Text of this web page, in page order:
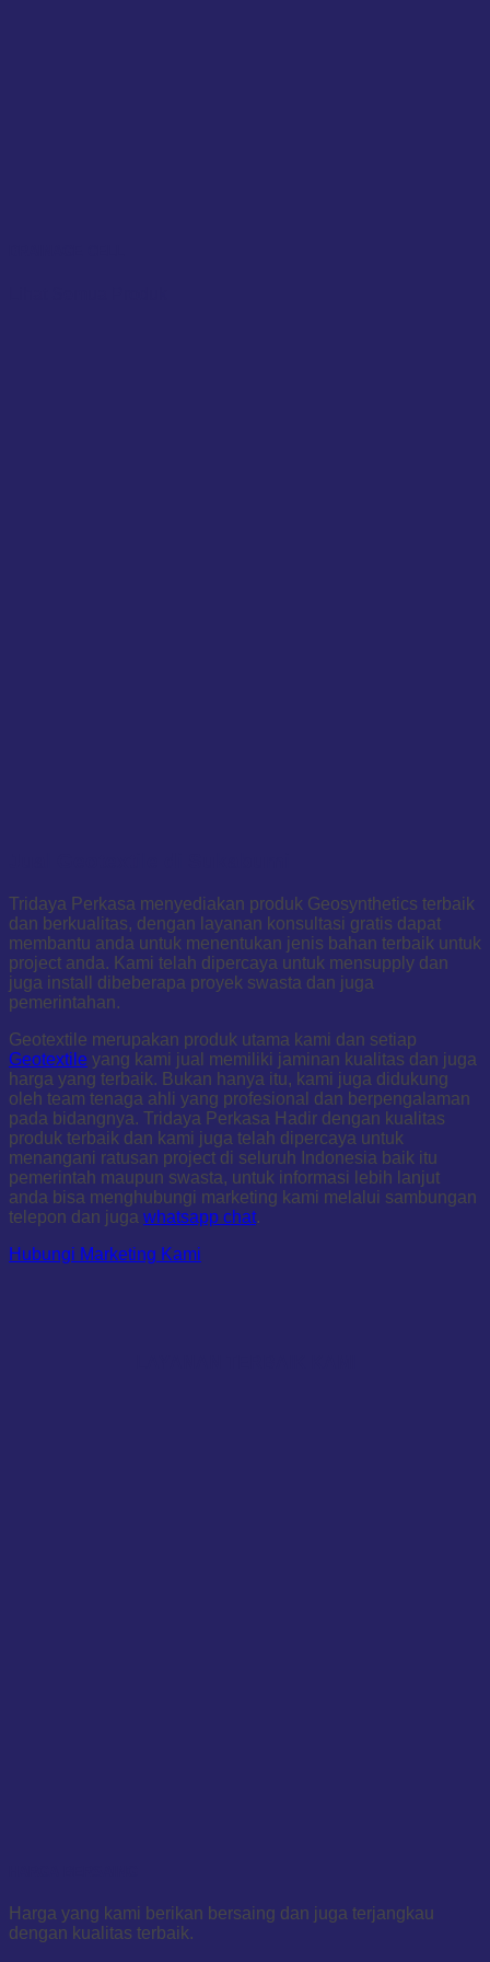
Tridaya Perkasa menyediakan produk Geosynthetics terbaik
dan berkualitas, dengan layanan konsultasi gratis dapat
membantu anda untuk menentukan jenis bahan terbaik untuk
project anda. Kami telah dipercaya untuk mensupply dan
juga install dibeberapa proyek swasta dan juga
pemerintahan.
Geotextile merupakan produk utama kami dan setiap
Geotextile yang kami jual memiliki jaminan kualitas dan juga
harga yang terbaik. Bukan hanya itu, kami juga didukung
oleh team tenaga ahli yang profesional dan berpengalaman
pada bidangnya. Tridaya Perkasa Hadir dengan kualitas
produk terbaik dan kami juga telah dipercaya untuk
menangani ratusan project di seluruh Indonesia baik itu
pemerintah maupun swasta, untuk informasi lebih lanjut
anda bisa menghubungi marketing kami melalui sambungan
telepon dan juga whatsapp chat.
Hubungi Marketing Kami
Harga yang kami berikan bersaing dan juga terjangkau
dengan kualitas terbaik.